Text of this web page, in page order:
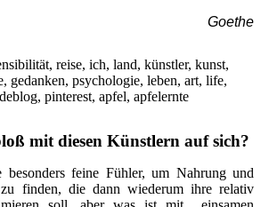
Goethe
mit diesen Künstlern auf sich?
besonders feine Fühler, um Nahrung und
finden, die dann wiederum ihre relativ